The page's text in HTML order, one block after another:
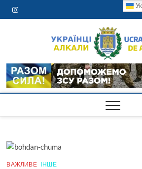
Skip
Instagram
ВАЖЛИВЕ ІНШЕ